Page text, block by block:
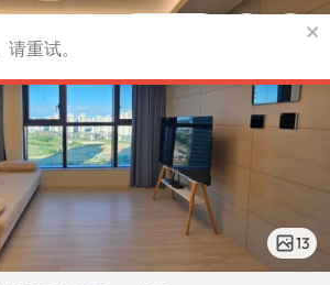
| Songdo Sky Apt
13